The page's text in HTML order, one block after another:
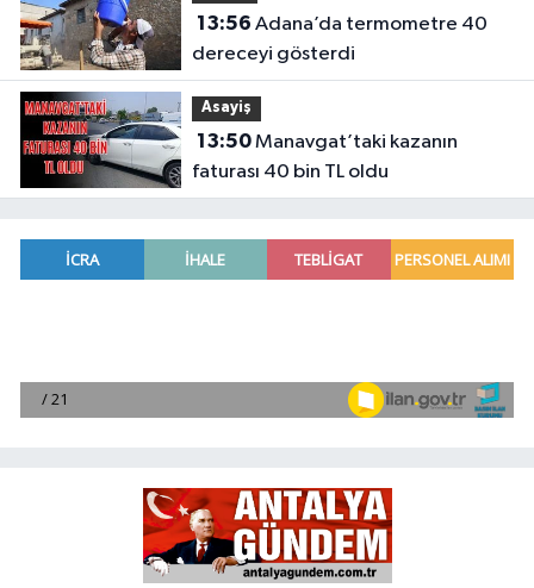
13:56
dereceyi gösterdi
Asayiş
13:50Manavgat’taki kazanın
faturası 40 bin TL oldu